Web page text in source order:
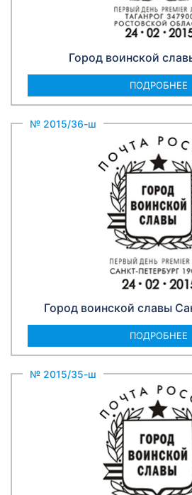
Город воинской
ПОДРОБНЕЕ
№ 2015/36-ш
Город воинской славы
ПОДРОБНЕЕ
№ 2015/35-ш